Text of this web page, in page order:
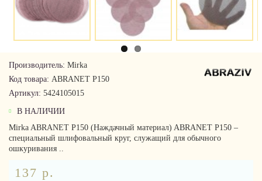
Производитель: Mirka
Код товара: ABRANET P150
Артикул: 5424105015
В НАЛИЧИИ
Mirka ABRANET P150 (Наждачный материал) ABRANET P150 –
специальный шлифовальный круг, служащий для обычного
ошкуривания ..
137 р.